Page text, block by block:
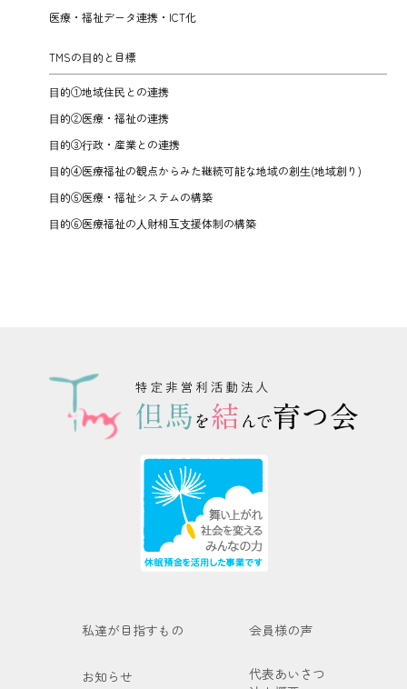
医療・福祉データ連携・ICT化
TMSの⽬的と目標
⽬的①地域住⺠との連携
⽬的②医療・福祉の連携
⽬的③⾏政・産業との連携
⽬的④医療福祉の観点からみた継続可能な地域の創⽣(地域創り)
⽬的⑤医療・福祉システムの構築
⽬的⑥医療福祉の⼈財相互⽀援体制の構築
私達が目指すもの 会員様の声
お知らせ
代表あいさつ